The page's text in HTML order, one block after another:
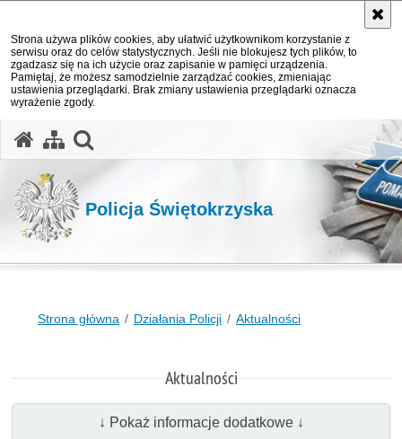
Strona używa plików cookies, aby ułatwić użytkownikom korzystanie z
serwisu oraz do celów statystycznych. Jeśli nie blokujesz tych plików, to
zgadzasz się na ich użycie oraz zapisanie w pamięci urządzenia.
Pamiętaj, że możesz samodzielnie zarządzać cookies, zmieniając
ustawienia przeglądarki. Brak zmiany ustawienia przeglądarki oznacza
wyrażenie zgody.
Policja Świętokrzyska
Strona główna Działania Policji Aktualności
Aktualności
↓ Pokaż informacje dodatkowe ↓